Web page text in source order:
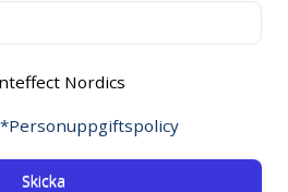
Nordics
*Personuppgiftspolicy
Skicka